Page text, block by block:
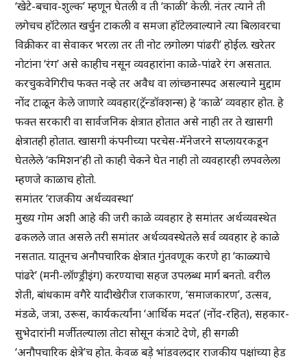
‘खेटे-बचाव-शुल्क’ म्हणून घेतली व ती ‘काळी’ केली. नंतर त्याने ती
लगेचच हॉटेलात खर्चुन टाकली व समजा हॉटेलवाल्याने त्या बिलावरचा
विक्रीकर वा सेवाकर भरला तर ती नोट लगोलग पांढरी’ होईल. खरेतर
नोटांना ‘रंग’ असे काहीच नसून व्यवहारांना काळे-पांढरे रंग असतात.
करचुकवेगिरीच फक्त नव्हे तर अवैध वा लांच्छनास्पद असल्याने मुद्दाम
नोंद टाळून केले जाणारे व्यवहार(ट्रॅन्डॉक्शन्स) हे ‘काळे’ व्यवहार होत. हे
फक्त सरकारी वा सार्वजनिक क्षेत्रात होतात असे नाही तर ते खासगी
क्षेत्रातही होतात. खासगी कंपनीच्या परचेस-मॅनेजरने सप्लायरकडून
घेतलेले ‘कमिशन’ही तो काही चेकने घेत नाही तो व्यवहारही लपवलेला
म्हणजे काळाच होतो.
समांतर ‘राजकीय अर्थव्यवस्था’
मुख्य गोम अशी आहे की जरी काळे व्यवहार हे समांतर अर्थव्यवस्थेत
ढकलले जात असले तरी समांतर अर्थव्यवस्थेतले सर्व व्यवहार हे काळे
नसतात. यातूनच अनौपचारिक क्षेत्रात गुंतवणूक करणे हा ‘काळ्याचे
पांढरे’ (मनी-लॉण्ड्रीइंग) करण्याचा सहज उपलब्ध मार्ग बनतो. वरील
शेती, बांधकाम वगैरे यादीखेरीज राजकारण, ‘समाजकारण’, उत्सव,
मंडळे, जत्रा, उरूस, कार्यकर्त्यांना ‘आर्थिक मदत’ (नोंद-रहित), सहकार-
सुभेदारांनी मर्जीतल्याला तोटा सोसून कंत्राटे देणे, ही सगळी
‘अनौपचारिक क्षेत्रे’च होत. केवळ बड़े भांडवलदार राजकीय पक्षांच्या हेड